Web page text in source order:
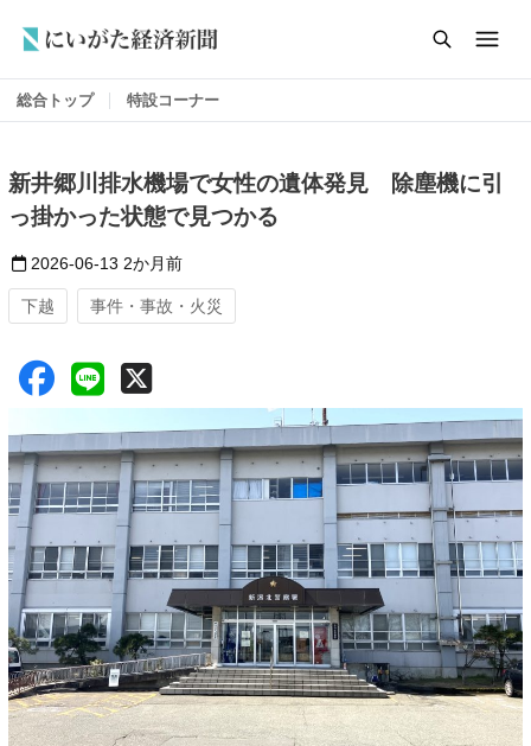
総合トップ 特設コーナー
新井郷川排水機場で女性の遺体発見 除塵機に引
っ掛かった状態で見つかる
2026-06-13 2か月前
下越 事件・事故・火災